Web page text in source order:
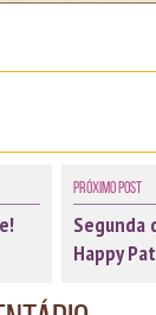
Próximo Post
Segunda
Happy